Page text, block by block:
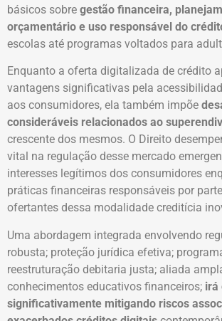
básicos sobre gestão financeira,
orçamentário e uso responsável do
escolas até programas voltados para
Enquanto a oferta digitalizada de crédito
vantagens significativas pela
aos consumidores, ela também impõe
consideráveis relacionados ao
crescente dos mesmos. O Direito
vital na regulação desse mercado
interesses legítimos dos consumidores
práticas financeiras responsáveis por
ofertantes dessa modalidade creditícia
Uma abordagem integrada envolvendo
robusta; proteção jurídica efetiva;
reestruturação debitaria justa; aliada
conhecimentos educativos financeiros; irá
significativamente mitigando riscos